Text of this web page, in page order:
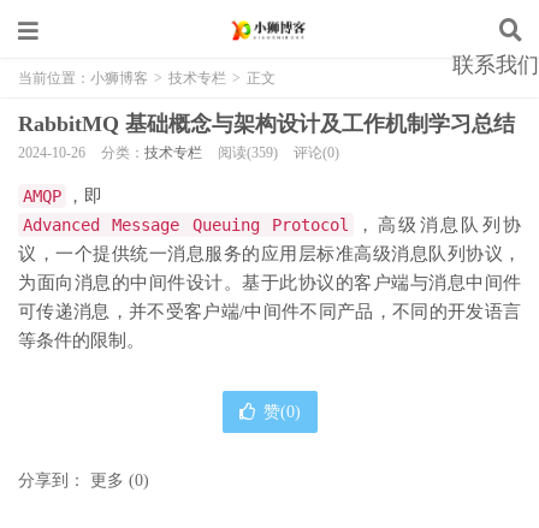
联系我们
当前位置： 小狮博客 > 技术专栏 > 正文
RabbitMQ 基础概念与架构设计及工作机制学习总结
2024-10-26 分类： 技术专栏 阅读(359) 评论(0)
AMQP
，即
Advanced Message Queuing Protocol
，高级消息队列协
议，一个提供统一消息服务的应用层标准高级消息队列协议，
为面向消息的中间件设计。基于此协议的客户端与消息中间件
可传递消息，并不受客户端/中间件不同产品，不同的开发语言
等条件的限制。
赞(0)
分享到： 更多 (0)